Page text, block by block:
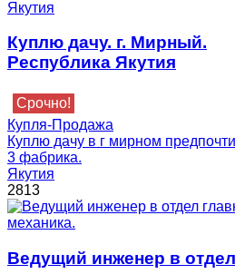
Куплю дачу. г. Мирный.
Республика Якутия
Срочно!
Купля-Продажа
Куплю дачу в г мирном
3 фабрика.
Якутия
2813
Ведущий инженер в отдел